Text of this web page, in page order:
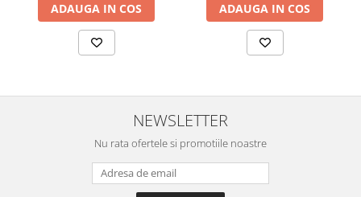
ADAUGA IN COS ADAUGA IN COS
NEWSLETTER
Nu rata ofertele si promotiile noastre